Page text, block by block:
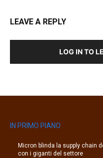
LEAVE A REPLY
LOG IN TO
IN PRIMO PIANO
Micron blinda la supply chain
con i giganti del settore